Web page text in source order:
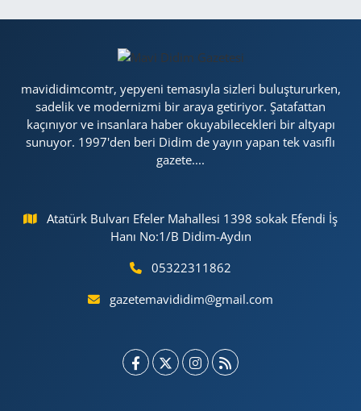
mavididimcomtr, yepyeni temasıyla sizleri buluştururken,
sadelik ve modernizmi bir araya getiriyor. Şatafattan
kaçınıyor ve insanlara haber okuyabilecekleri bir altyapı
sunuyor. 1997'den beri Didim de yayın yapan tek vasıflı
gazete....
Atatürk Bulvarı Efeler Mahallesi 1398 sokak Efendi İş
Hanı No:1/B Didim-Aydın
05322311862
gazetemavididim@gmail.com